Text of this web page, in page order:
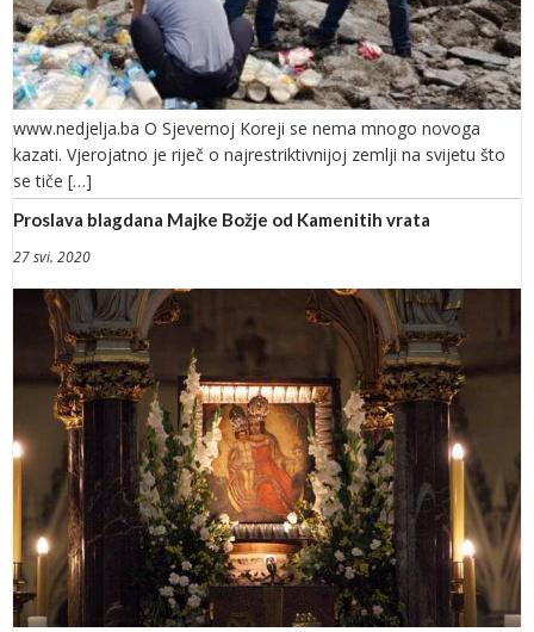
www.nedjelja.ba O Sjevernoj Koreji se nema mnogo novoga
kazati. Vjerojatno je riječ o najrestriktivnijoj zemlji na svijetu što
se tiče […]
Proslava blagdana Majke Božje od Kamenitih vrata
27 svi. 2020